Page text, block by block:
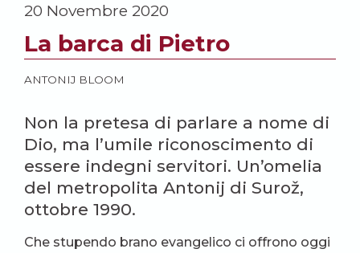
20 Novembre 2020
La barca di Pietro
ANTONIJ BLOOM
Non la pretesa di parlare a nome di
Dio, ma l’umile riconoscimento di
essere indegni servitori. Un’omelia
del metropolita Antonij di Surož,
ottobre 1990.
Che stupendo brano evangelico ci offrono oggi